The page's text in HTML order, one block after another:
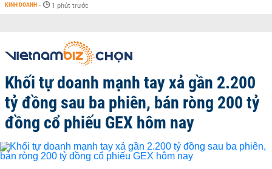
KINH DOANH - 1 phút trước
Khối tự doanh mạnh tay xả gần 2.200
tỷ đồng sau ba phiên, bán ròng 200 tỷ
đồng cổ phiếu GEX hôm nay